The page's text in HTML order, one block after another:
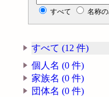
すべて 名称
すべて (12 件)
個人名 (0 件)
家族名 (0 件)
団体名 (0 件)